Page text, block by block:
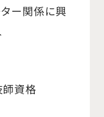
ー関係に興
師資格